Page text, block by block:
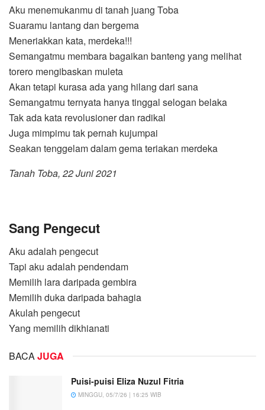
Aku menemukanmu di tanah juang Toba
Suaramu lantang dan bergema
Meneriakkan kata, merdeka!!!
Semangatmu membara bagaikan banteng yang melihat
torero mengibaskan muleta
Akan tetapi kurasa ada yang hilang dari sana
Semangatmu ternyata hanya tinggal selogan belaka
Tak ada kata revolusioner dan radikal
Juga mimpimu tak pernah kujumpai
Seakan tenggelam dalam gema teriakan merdeka
Tanah Toba, 22 Juni 2021
Sang Pengecut
Aku adalah pengecut
Tapi aku adalah pendendam
Memilih lara daripada gembira
Memilih duka daripada bahagia
Akulah pengecut
Yang memilih dikhianati
BACA JUGA
Puisi-puisi Eliza Nuzul Fitria
MINGGU, 05/7/26 | 16:25 WIB